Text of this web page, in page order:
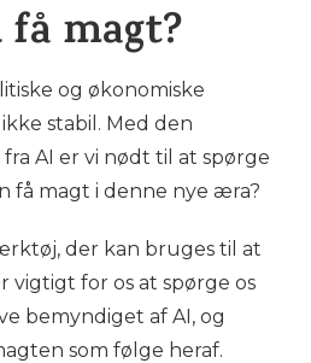
magt?
og økonomiske
stabil. Med den
AI er vi nødt til at spørge
få magt i denne nye æra?
der kan bruges til at
vigtigt for os at spørge os
bemyndiget af AI, og
som følge heraf.